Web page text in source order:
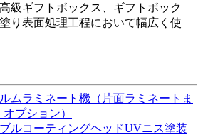
級ギフトボックス、ギフトボック
り表面処理工程において幅広く使
ムラミネート機（片面ラミネートま
プション）
ルコーティングヘッドUVニス塗装